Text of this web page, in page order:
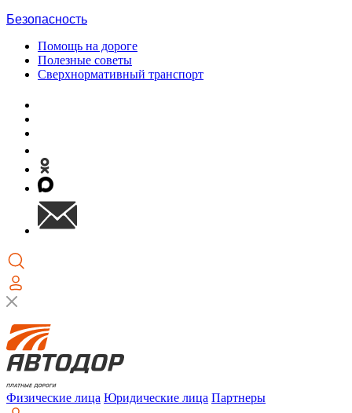
Безопасность
Помощь на дороге
Полезные советы
Сверхнормативный транспорт
Физические лица Юридические лица Партнеры